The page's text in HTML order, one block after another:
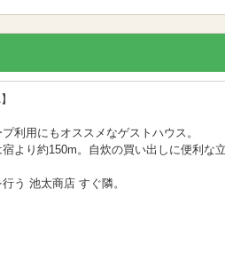
利用にもオススメなゲストハウス。
より約150m。自炊の買い出しに便利な立
う 池太商店 すぐ隣。